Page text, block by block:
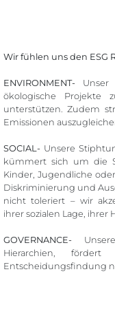
Wir fühlen uns den ESG
ENVIRONMENT- Unser
ökologische
unterstützen. Zudem
Emissionen
SOCIAL- Unsere
kümmert sich um die
Kinder, Jugendliche
Diskriminierung und
nicht toleriert – wir
ihrer sozialen Lage, ihrer
GOVERNANCE-
Hierarchien, fördert
Entscheidungsfindung